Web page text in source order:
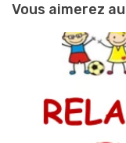
Vous aimerez